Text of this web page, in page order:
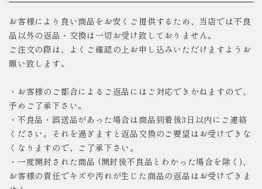
お客様により良い商品をお安くご提供するため、当店では不良
品以外の返品・交換は一切お受け致しておりません。
ご注文の際は、よくご確認の上お申し込みいただけますようお
願い致します。
・お客様のご都合によるご返品にはご対応できかねますので、
予めご了承下さい。
・不良品・誤送品があった場合は商品到着後3日以内にご連絡
ください。それを過ぎますと返品交換のご要望はお受けできな
くなりますので、ご了承下さい。
・一度開封された商品 (開封後不良品とわかった場合を除く)、
お客様の責任でキズや汚れが生じた商品の返品はお受けできま